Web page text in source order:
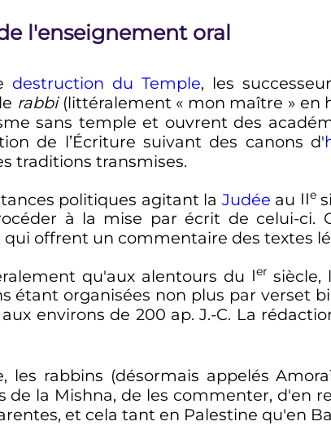
l'enseignement oral
destruction du Temple, les
rabbi(littéralement « mon maître » en
sans temple et ouvrent des
de l’Écriture suivant des canons d'
traditions transmises.
politiques agitant la Judée au IIe
à la mise par écrit de celui-ci.
qui offrent un commentaire des textes
qu'aux alentours du Ier siècle,
étant organisées non plus par verset
environs de 200 ap. J.-C. La
, les rabbins (désormais appelés
de la Mishna, de les commenter, d'en
et cela tant en Palestine qu'en